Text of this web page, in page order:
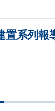
置系列報